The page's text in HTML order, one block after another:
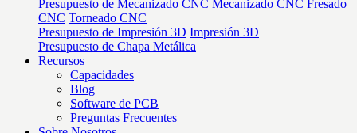
Presupuesto de Mecanizado CNC Mecanizado CNC Fresado
CNC Torneado CNC
Presupuesto de Impresión 3D Impresión 3D
Presupuesto de Chapa Metálica
Recursos
Capacidades
Blog
Software de PCB
Preguntas Frecuentes